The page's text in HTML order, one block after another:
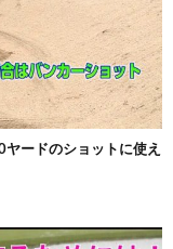
ードのショットに使え